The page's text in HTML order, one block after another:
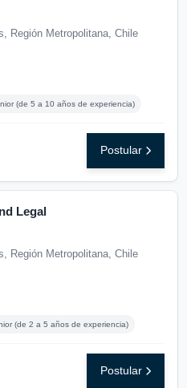
Región Metropolitana, Chile
(de 5 a 10 años de experiencia)
Postular
Legal
Región Metropolitana, Chile
(de 2 a 5 años de experiencia)
Postular